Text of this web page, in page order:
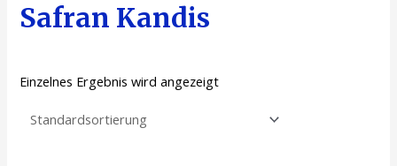
Safran Kandis
Einzelnes Ergebnis wird angezeigt